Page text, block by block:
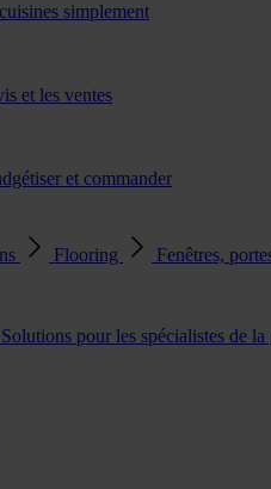
simplement
et les ventes
et commander
Flooring Fenêtres,
Solutions pour les spécialistes de